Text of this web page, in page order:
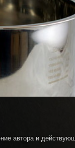
автора и